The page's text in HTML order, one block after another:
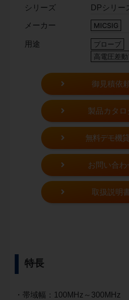
シリーズ DPシリー
メーカー MICSIG
用途
プローブ
高電圧差
御見積依
製品カタロ
無料デモ機
お問い合わ
取扱説明
特長
・帯域幅：100MHz～300MHz